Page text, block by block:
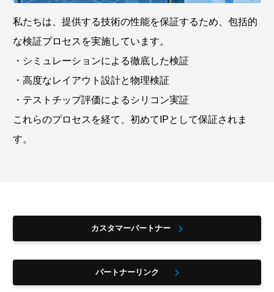
私たちは、提供する技術の性能を保証するため、包括的
な検証プロセスを実施しています。
・シミュレーションによる徹底した検証
・高度なレイアウト設計と物理検証
・テストチップ評価によるシリコン実証
これらのプロセスを経て、初めてIPとして保証されま
す。
カスタマーパートナー
パートナーリンク